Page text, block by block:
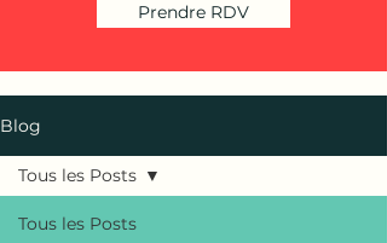
Prendre RDV
Blog
Tous les Posts
Tous les Posts